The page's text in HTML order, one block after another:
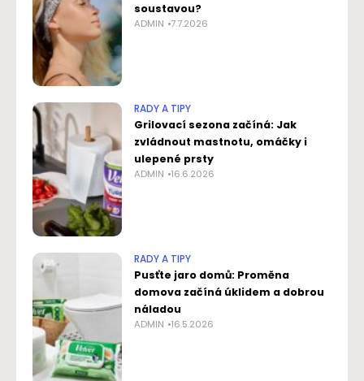
soustavou?
ADMIN 7.7.2026
RADY A TIPY
Grilovací sezona začíná: Jak
zvládnout mastnotu, omáčky i
ulepené prsty
ADMIN 16.6.2026
RADY A TIPY
Pusťte jaro domů: Proměna
domova začíná úklidem a dobrou
náladou
ADMIN 16.5.2026